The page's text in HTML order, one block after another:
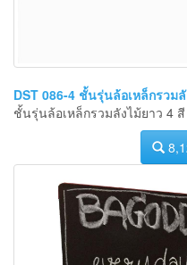
DST 086-4 ชั้นรุ่นล้อเหล็กรวม
ชั้นรุ่นล้อเหล็กรวมลังไม้ยาว 4